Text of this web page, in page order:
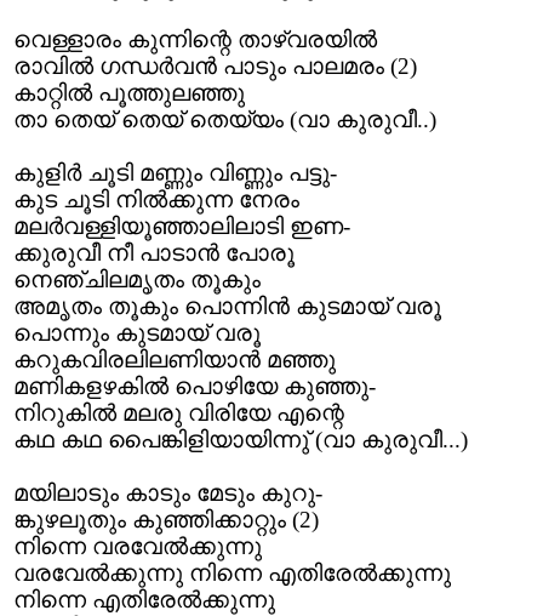
വെള്ളാരം കുന്നിന്റെ താഴ്വരയിൽ
രാവിൽ ഗന്ധർവൻ പാടും പാലമരം (2)
കാറ്റിൽ പൂത്തുലഞ്ഞു
താ തെയ് തെയ് തെയ്യം (വാ കുരുവീ..)
കുളിർ ചൂടി മണ്ണും വിണ്ണും പട്ടു-
കുട ചൂടി നിൽക്കുന്ന നേരം
മലർവള്ളിയൂഞ്ഞാലിലാടി ഇണ-
ക്കുരുവീ നീ പാടാൻ പോരൂ
നെഞ്ചിലമൃതം തൂകും
അമൃതം തൂകും പൊന്നിൻ കുടമായ് വരൂ
പൊന്നും കുടമായ് വരൂ
കറുകവിരലിലണിയാൻ മഞ്ഞു
മണികളഴകിൽ പൊഴിയേ കുഞ്ഞു-
നിറുകിൽ മലരു വിരിയേ എന്റെ
കഥ കഥ പൈങ്കിളിയായിന്നു് (വാ കുരുവീ...)
മയിലാടും കാടും മേടും കുറു-
ങ്കുഴലൂതും കുഞ്ഞിക്കാറ്റും (2)
നിന്നെ വരവേൽക്കുന്നു
വരവേൽക്കുന്നു നിന്നെ എതിരേൽക്കുന്നു
നിന്നെ എതിരേൽക്കുന്നു